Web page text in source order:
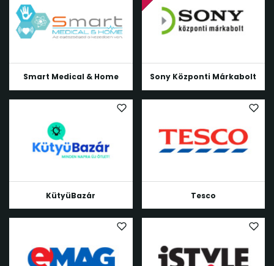
Smart Medical & Home Sony Központi Márkabolt
KütyüBazár Tesco